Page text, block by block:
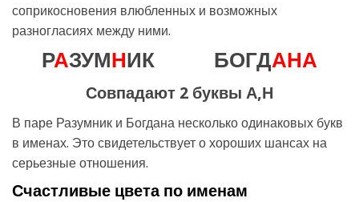
соприкосновения влюбленных и возможных
разногласиях между ними.
РАЗУМНИК БОГДАНА
Совпадают 2 буквы А,Н
В паре Разумник и Богдана несколько одинаковых букв
в именах. Это свидетельствует о хороших шансах на
серьезные отношения.
Счастливые цвета по именам